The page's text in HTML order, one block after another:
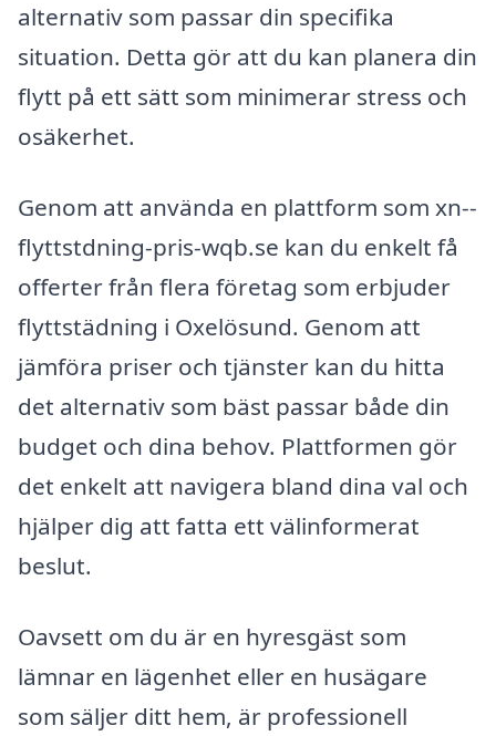
alternativ som passar din specifika
situation. Detta gör att du kan planera din
flytt på ett sätt som minimerar stress och
osäkerhet.
Genom att använda en plattform som xn--
flyttstdning-pris-wqb.se kan du enkelt få
offerter från flera företag som erbjuder
flyttstädning i Oxelösund. Genom att
jämföra priser och tjänster kan du hitta
det alternativ som bäst passar både din
budget och dina behov. Plattformen gör
det enkelt att navigera bland dina val och
hjälper dig att fatta ett välinformerat
beslut.
Oavsett om du är en hyresgäst som
lämnar en lägenhet eller en husägare
som säljer ditt hem, är professionell